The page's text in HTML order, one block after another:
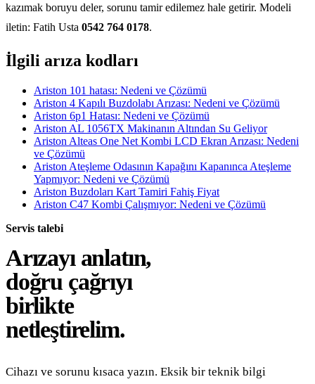
kazımak boruyu deler, sorunu tamir edilemez hale getirir. Modeli
iletin: Fatih Usta 0542 764 0178.
İlgili arıza kodları
Ariston 101 hatası: Nedeni ve Çözümü
Ariston 4 Kapılı Buzdolabı Arızası: Nedeni ve Çözümü
Ariston 6p1 Hatası: Nedeni ve Çözümü
Ariston AL 1056TX Makinanın Altından Su Geliyor
Ariston Alteas One Net Kombi LCD Ekran Arızası: Nedeni
ve Çözümü
Ariston Ateşleme Odasının Kapağını Kapanınca Ateşleme
Yapmıyor: Nedeni ve Çözümü
Ariston Buzdoları Kart Tamiri Fahiş Fiyat
Ariston C47 Kombi Çalışmıyor: Nedeni ve Çözümü
Servis talebi
Arızayı anlatın,
doğru çağrıyı
birlikte
netleştirelim.
Cihazı ve sorunu kısaca yazın. Eksik bir teknik bilgi